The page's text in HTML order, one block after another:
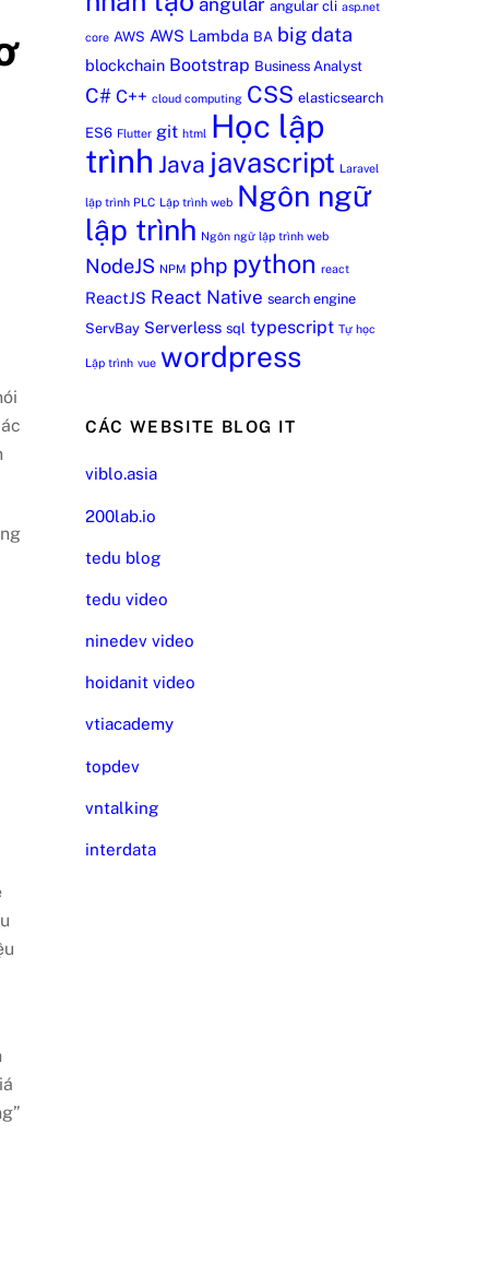
angular cli asp.net
core AWS AWS Lambda BA big data
blockchain Bootstrap Business Analyst
C# C++ cloud computing CSS elasticsearch
ES6 Flutter git html Học lập
trình Java javascript Laravel
lập trình PLC Lập trình web Ngôn ngữ
lập trình Ngôn ngữ lập trình web
NodeJS NPM php python react
ReactJS React Native search engine
ServBay Serverless sql typescript Tự học
Lập trình vue wordpress
CÁC WEBSITE BLOG IT
viblo.asia
200lab.io
tedu blog
tedu video
ninedev video
hoidanit video
vtiacademy
topdev
vntalking
interdata